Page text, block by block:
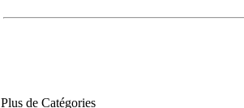
Plus de Catégories